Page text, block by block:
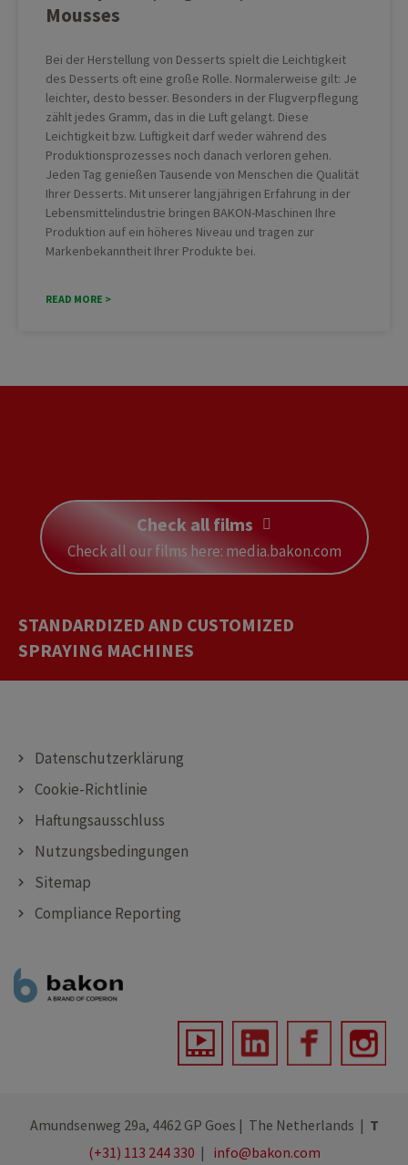
Mousses
Bei der Herstellung von Desserts spielt die Leichtigkeit
des Desserts oft eine große Rolle. Normalerweise gilt: Je
leichter, desto besser. Besonders in der Flugverpflegung
zählt jedes Gramm, das in die Luft gelangt. Diese
Leichtigkeit bzw. Luftigkeit darf weder während des
Produktionsprozesses noch danach verloren gehen.
Jeden Tag genießen Tausende von Menschen die Qualität
Ihrer Desserts. Mit unserer langjährigen Erfahrung in der
Lebensmittelindustrie bringen BAKON-Maschinen Ihre
Produktion auf ein höheres Niveau und tragen zur
Markenbekanntheit Ihrer Produkte bei.
READ MORE >
STANDARDIZED AND CUSTOMIZED
CUTTING MACHINES
Check all films
Check all our films here: media.bakon.com
Datenschutzerklärung
Cookie-Richtlinie
Haftungsausschluss
Nutzungsbedingungen
Sitemap
Compliance Reporting
Amundsenweg 29a, 4462 GP Goes | The Netherlands | T
(+31) 113 244 330 | info@bakon.com